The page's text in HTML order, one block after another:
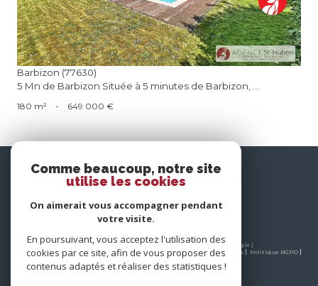
Barbizon (77630)
5 Mn de Barbizon Située à 5 minutes de Barbizon, ...
180 m² - 649 000 €
nous
suivre
© 2026 | Tous droits réservés | Traduction powered by Google |
Nos honoraires
Plan du site Mentions légales Admin Partenaires
Politique RGPD
Cookies
Comme beaucoup, notre site
utilise les cookies
On aimerait vous accompagner pendant
votre visite.
En poursuivant, vous acceptez l'utilisation des
cookies par ce site, afin de vous proposer des
contenus adaptés et réaliser des statistiques !